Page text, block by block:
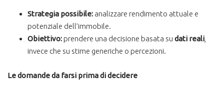
Strategia possibile: analizzare rendimento attuale e
potenziale dell’immobile.
Obiettivo:prendere una decisione basata su dati reali
invece che su stime generiche o percezioni.
Le domande da farsi prima di decidere